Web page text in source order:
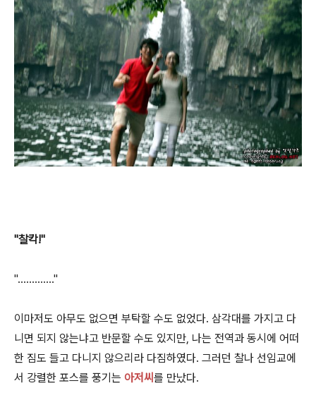
"찰칵!"
"............."
이마저도 아무도 없으면 부탁할 수도 없었다. 삼각대를 가지고 다
니면 되지 않는냐고 반문할 수도 있지만, 나는 전역과 동시에 어떠
한 짐도 들고 다니지 않으리라 다짐하였다. 그러던 찰나 선임교에
서 강렬한 포스를 풍기는 아저씨를 만났다.